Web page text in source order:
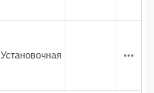
Установочная